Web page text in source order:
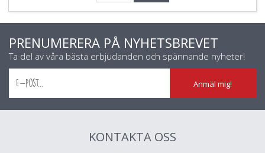
PRENUMERERA PÅ NYHETSBREVET
Ta del av våra bästa erbjudanden och spännande nyheter!
Anmäl mig!
KONTAKTA OSS